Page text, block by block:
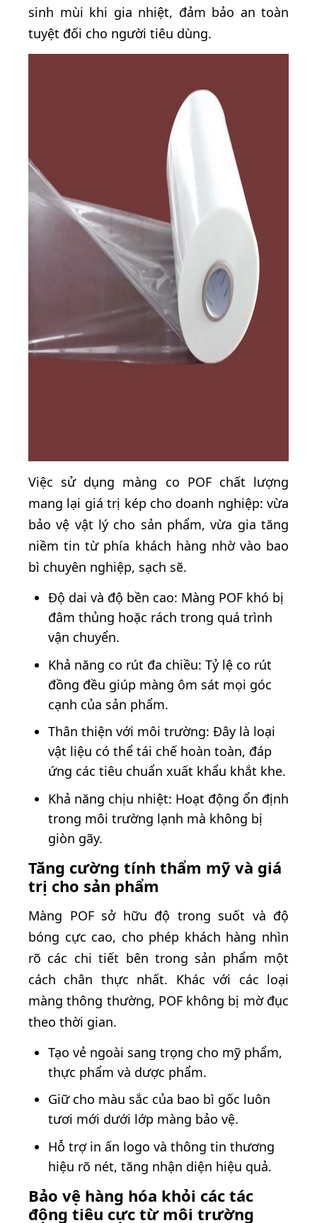
sinh mùi khi gia nhiệt, đảm bảo an toàn
tuyệt đối cho người tiêu dùng.
Việc sử dụng màng co POF chất lượng
mang lại giá trị kép cho doanh nghiệp: vừa
bảo vệ vật lý cho sản phẩm, vừa gia tăng
niềm tin từ phía khách hàng nhờ vào bao
bì chuyên nghiệp, sạch sẽ.
Độ dai và độ bền cao: Màng POF khó bị
đâm thủng hoặc rách trong quá trình
vận chuyển.
Khả năng co rút đa chiều: Tỷ lệ co rút
đồng đều giúp màng ôm sát mọi góc
cạnh của sản phẩm.
Thân thiện với môi trường: Đây là loại
vật liệu có thể tái chế hoàn toàn, đáp
ứng các tiêu chuẩn xuất khẩu khắt khe.
Khả năng chịu nhiệt: Hoạt động ổn định
trong môi trường lạnh mà không bị
giòn gãy.
Tăng cường tính thẩm mỹ và giá
trị cho sản phẩm
Màng POF sở hữu độ trong suốt và độ
bóng cực cao, cho phép khách hàng nhìn
rõ các chi tiết bên trong sản phẩm một
cách chân thực nhất. Khác với các loại
màng thông thường, POF không bị mờ đục
theo thời gian.
Tạo vẻ ngoài sang trọng cho mỹ phẩm,
thực phẩm và dược phẩm.
Giữ cho màu sắc của bao bì gốc luôn
tươi mới dưới lớp màng bảo vệ.
Hỗ trợ in ấn logo và thông tin thương
hiệu rõ nét, tăng nhận diện hiệu quả.
Bảo vệ hàng hóa khỏi các tác
động tiêu cực từ môi trường